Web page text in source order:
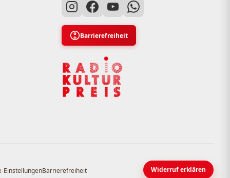
Barrierefreiheit
EinstellungenBarrierefreiheit Widerruf erklären